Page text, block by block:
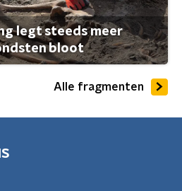
legt steeds meer
bloot
Alle fragmenten